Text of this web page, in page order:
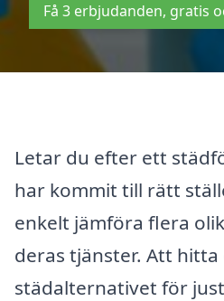
Få 3 erbjudanden, gratis
Letar du efter ett
har kommit till rätt
enkelt jämföra flera
deras tjänster. Att
städalternativet för